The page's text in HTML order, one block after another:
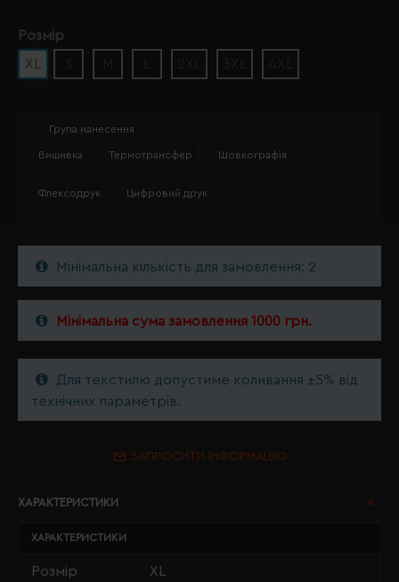
Розмір
XL
Група нанесення
Вишивка Термотрансфер Шовкографія
Флексодрук Цифровий друк
Мінімальна кількість для замовлення: 2
Мінімальна сума замовлення 1000 грн.
Для текстилю допустиме коливання ±5% від
технічних параметрів.
ЗАПРОСИТИ ІНФОРМАЦІЮ
ХАРАКТЕРИСТИКИ
ХАРАКТЕРИСТИКИ
Розмір XL